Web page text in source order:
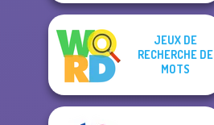
JEUX DE
RECHERCHE DE
MOTS